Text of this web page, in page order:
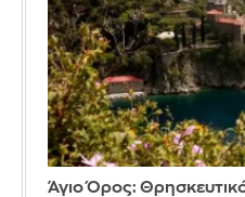
Άγιο Όρος: